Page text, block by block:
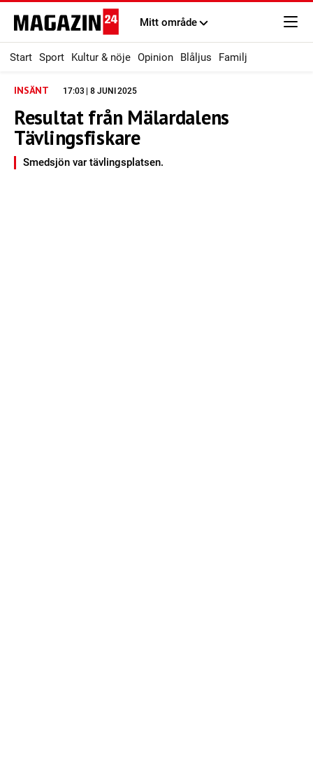
Mitt område
Start Sport Kultur & nöje Opinion Blåljus Familj
INSÄNT 17:03 | 8 JUNI 2025
Resultat från Mälardalens
Tävlingsfiskare
Smedsjön var tävlingsplatsen.